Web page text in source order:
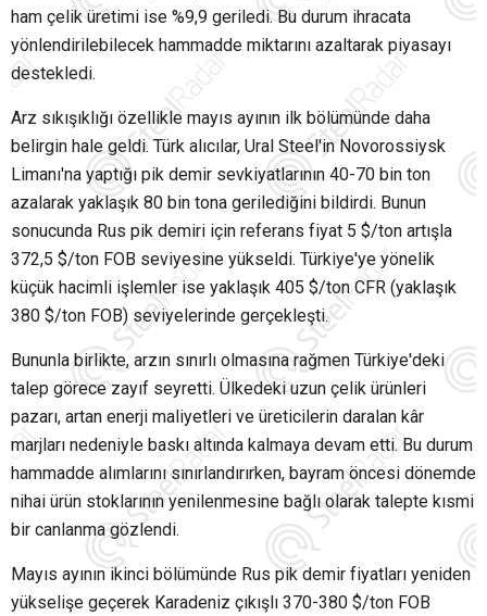
ham çelik üretimi ise %9,9 geriledi. Bu durum ihracata
yönlendirilebilecek hammadde miktarını azaltarak piyasayı
destekledi.
Arz sıkışıklığı özellikle mayıs ayının ilk bölümünde daha
belirgin hale geldi. Türk alıcılar, Ural Steel'in Novorossiysk
Limanı'na yaptığı pik demir sevkiyatlarının 40-70 bin ton
azalarak yaklaşık 80 bin tona gerilediğini bildirdi. Bunun
sonucunda Rus pik demiri için referans fiyat 5 $/ton artışla
372,5 $/ton FOB seviyesine yükseldi. Türkiye'ye yönelik
küçük hacimli işlemler ise yaklaşık 405 $/ton CFR (yaklaşık
380 $/ton FOB) seviyelerinde gerçekleşti.
Bununla birlikte, arzın sınırlı olmasına rağmen Türkiye'deki
talep görece zayıf seyretti. Ülkedeki uzun çelik ürünleri
pazarı, artan enerji maliyetleri ve üreticilerin daralan kâr
marjları nedeniyle baskı altında kalmaya devam etti. Bu durum
hammadde alımlarını sınırlandırırken, bayram öncesi dönemde
nihai ürün stoklarının yenilenmesine bağlı olarak talepte kısmi
bir canlanma gözlendi.
Mayıs ayının ikinci bölümünde Rus pik demir fiyatları yeniden
yükselişe geçerek Karadeniz çıkışlı 370-380 $/ton FOB